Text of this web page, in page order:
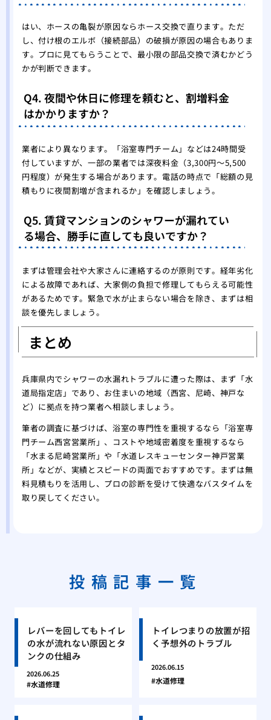
はい、ホースの亀裂が原因ならホース交換で直ります。ただ
し、付け根のエルボ（接続部品）の破損が原因の場合もありま
す。プロに見てもらうことで、最小限の部品交換で済むかどう
かが判断できます。
Q4. 夜間や休日に修理を頼むと、割増料金
はかかりますか？
業者により異なります。「浴室専門チーム」などは24時間受
付していますが、一部の業者では深夜料金（3,300円〜5,500
円程度）が発生する場合があります。電話の時点で「総額の見
積もりに夜間割増が含まれるか」を確認しましょう。
Q5. 賃貸マンションのシャワーが漏れてい
る場合、勝手に直しても良いですか？
まずは管理会社や大家さんに連絡するのが原則です。経年劣化
による故障であれば、大家側の負担で修理してもらえる可能性
があるためです。緊急で水が止まらない場合を除き、まずは相
談を優先しましょう。
まとめ
兵庫県内でシャワーの水漏れトラブルに遭った際は、まず「水
道局指定店」であり、お住まいの地域（西宮、尼崎、神戸な
ど）に拠点を持つ業者へ相談しましょう。
筆者の調査に基づけば、浴室の専門性を重視するなら「浴室専
門チーム西宮営業所」、コストや地域密着度を重視するなら
「水まる尼崎営業所」や「水道レスキューセンター神戸営業
所」などが、実績とスピードの両面でおすすめです。まずは無
料見積もりを活用し、プロの診断を受けて快適なバスタイムを
取り戻してください。
投稿記事一覧
レバーを回してもトイレ
の水が流れない原因とタ
ンクの仕組み
2026.06.25
水道修理
トイレつまりの放置が招
く予想外のトラブル
2026.06.15
水道修理